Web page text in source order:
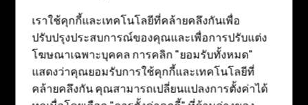
สมาร์ทโฟน
ฟีเจอร์โฟน
สำรวจ
เกี่ยวกับ
Planet and people
เราใช้คุกกี้และเทคโนโลยีที่คล้ายคลึงกันเพื่อ
ปรับปรุงประสบการณ์ของคุณและเพื่อการปรับแต่ง
โฆษณาเฉพาะบุคคล การคลิก "ยอมรับทั้งหมด"
แสดงว่าคุณยอมรับการใช้คุกกี้และเทคโนโลยีที่
คล้ายคลึงกัน คุณสามารถเปลี่ยนแปลงการตั้งค่าได้